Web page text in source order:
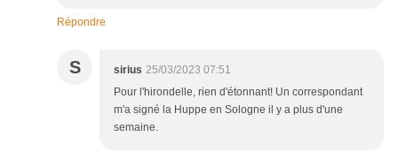
Répondre
S sirius 25/03/2023 07:51
Pour l'hirondelle, rien d'étonnant! Un correspondant
m'a signé la Huppe en Sologne il y a plus d'une
semaine.